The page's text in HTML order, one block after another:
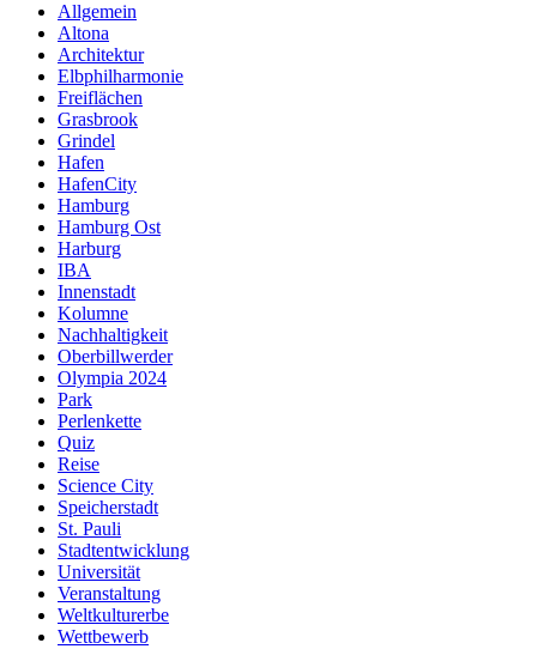
Allgemein
Altona
Architektur
Elbphilharmonie
Freiflächen
Grasbrook
Grindel
Hafen
HafenCity
Hamburg
Hamburg Ost
Harburg
IBA
Innenstadt
Kolumne
Nachhaltigkeit
Oberbillwerder
Olympia 2024
Park
Perlenkette
Quiz
Reise
Science City
Speicherstadt
St. Pauli
Stadtentwicklung
Universität
Veranstaltung
Weltkulturerbe
Wettbewerb